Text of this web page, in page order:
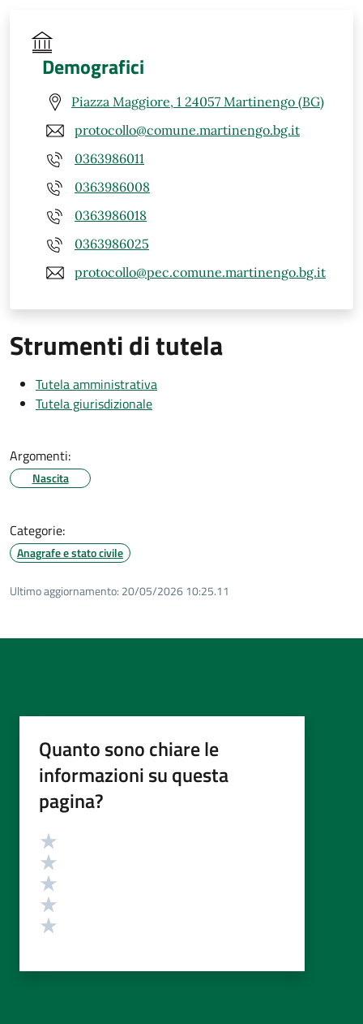
Demografici
Piazza Maggiore, 1 24057 Martinengo (BG)
protocollo@comune.martinengo.bg.it
0363986011
0363986008
0363986018
0363986025
protocollo@pec.comune.martinengo.bg.it
Strumenti di tutela
Tutela amministrativa
Tutela giurisdizionale
Argomenti:
Nascita
Categorie:
Anagrafe e stato civile
Ultimo aggiornamento: 20/05/2026 10:25.11
Quanto sono chiare le
informazioni su questa
pagina?
Valutazione